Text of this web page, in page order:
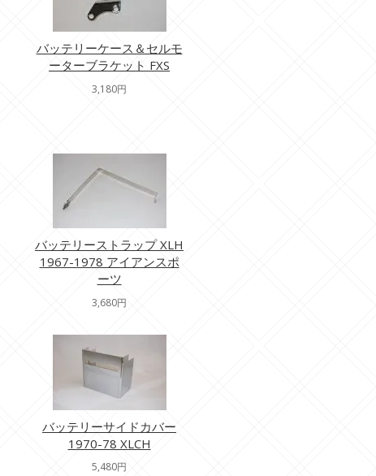
バッテリーケース＆セルモ
ーターブラケット FXS
3,180円
バッテリーストラップ XLH
1967-1978 アイアンスポ
ーツ
3,680円
バッテリーサイドカバー
1970-78 XLCH
5,480円